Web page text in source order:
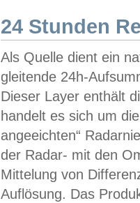
24 Stunden
Als Quelle dient ein
gleitende 24h-
Dieser Layer enthält
handelt es sich um
angeeichten“
der Radar- mit den
Mittelung von
Auflösung. Das